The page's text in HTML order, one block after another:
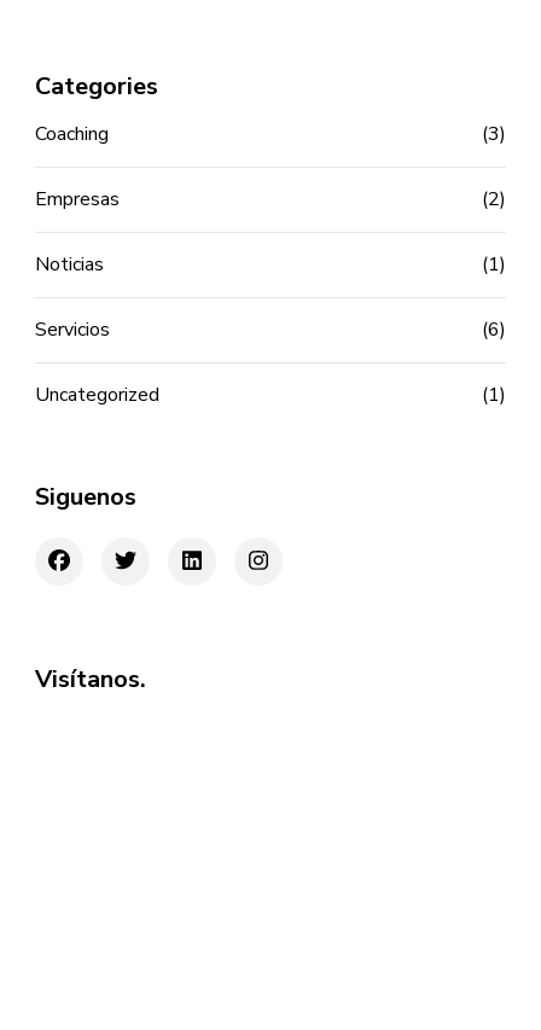
Categories
Coaching (3)
Empresas (2)
Noticias (1)
Servicios (6)
Uncategorized (1)
Siguenos
Visítanos.